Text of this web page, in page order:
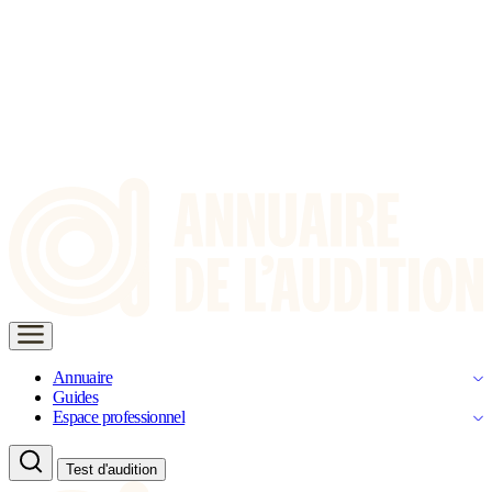
Annuaire
Guides
Espace professionnel
Test d'audition